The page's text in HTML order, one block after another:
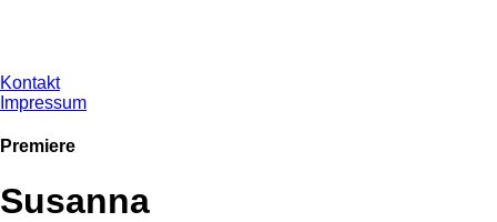
Kontakt
Impressum
Premiere
Susanna